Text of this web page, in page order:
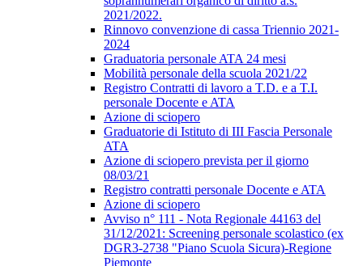
2021/2022.
Rinnovo convenzione di cassa Triennio 2021-
2024
Graduatoria personale ATA 24 mesi
Mobilità personale della scuola 2021/22
Registro Contratti di lavoro a T.D. e a T.I.
personale Docente e ATA
Azione di sciopero
Graduatorie di Istituto di III Fascia Personale
ATA
Azione di sciopero prevista per il giorno
08/03/21
Registro contratti personale Docente e ATA
Azione di sciopero
Avviso n° 111 - Nota Regionale 44163 del
31/12/2021: Screening personale scolastico (ex
DGR3-2738 "Piano Scuola Sicura)-Regione
Piemonte